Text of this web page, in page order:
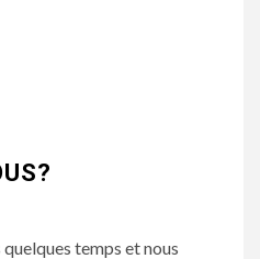
temps et nous